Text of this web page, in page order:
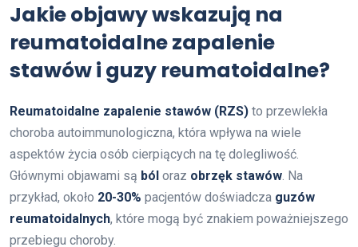
Jakie objawy wskazują na
reumatoidalne zapalenie
stawów i guzy reumatoidalne?
Reumatoidalne zapalenie stawów (RZS) to przewlekła
choroba autoimmunologiczna, która wpływa na wiele
aspektów życia osób cierpiących na tę dolegliwość.
Głównymi objawami są ból oraz obrzęk stawów. Na
przykład, około 20-30% pacjentów doświadcza guzów
reumatoidalnych, które mogą być znakiem poważniejszego
przebiegu choroby.